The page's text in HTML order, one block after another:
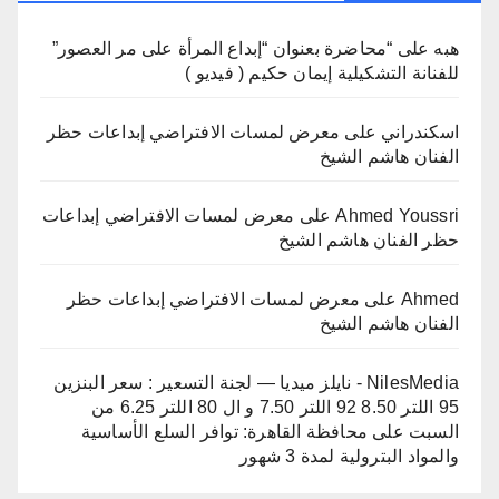
هبه على “محاضرة بعنوان “إبداع المرأة على مر العصور”
للفنانة التشكيلية إيمان حكيم ( فيديو )
اسكندراني على معرض لمسات الافتراضي إبداعات حظر
الفنان هاشم الشيخ
Ahmed Youssriعلى معرض لمسات الافتراضي إبداعات
حظر الفنان هاشم الشيخ
Ahmed على معرض لمسات الافتراضي إبداعات حظر
الفنان هاشم الشيخ
NilesMedia - نايلز ميديا — لجنة التسعير : سعر البنزين
95 اللتر 8.50 92 اللتر 7.50 و ال 80 اللتر 6.25 من
السبت على محافظة القاهرة: توافر السلع الأساسية
والمواد البترولية لمدة 3 شهور